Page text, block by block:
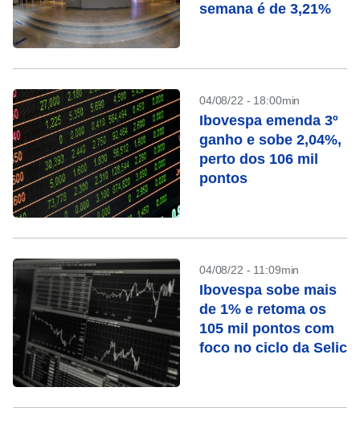
semana é de 3,21%
04/08/22 - 18:00min
Ibovespa emenda 3º
ganho e sobe 2,04%,
perto dos 106 mil
pontos
04/08/22 - 11:09min
Ibovespa sobe mais
de 1% e retoma os
105 mil pontos com
foco no ciclo da Selic